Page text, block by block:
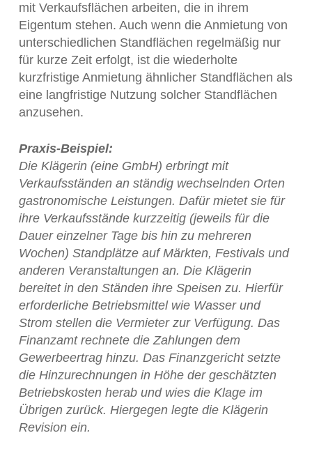
mit Verkaufsflächen arbeiten, die in ihrem
Eigentum stehen. Auch wenn die Anmietung von
unterschiedlichen Standflächen regelmäßig nur
für kurze Zeit erfolgt, ist die wiederholte
kurzfristige Anmietung ähnlicher Standflächen als
eine langfristige Nutzung solcher Standflächen
anzusehen.
Praxis-Beispiel:
Die Klägerin (eine GmbH) erbringt mit
Verkaufsständen an ständig wechselnden Orten
gastronomische Leistungen. Dafür mietet sie für
ihre Verkaufsstände kurzzeitig (jeweils für die
Dauer einzelner Tage bis hin zu mehreren
Wochen) Standplätze auf Märkten, Festivals und
anderen Veranstaltungen an. Die Klägerin
bereitet in den Ständen ihre Speisen zu. Hierfür
erforderliche Betriebsmittel wie Wasser und
Strom stellen die Vermieter zur Verfügung. Das
Finanzamt rechnete die Zahlungen dem
Gewerbeertrag hinzu. Das Finanzgericht setzte
die Hinzurechnungen in Höhe der geschätzten
Betriebskosten herab und wies die Klage im
Übrigen zurück. Hiergegen legte die Klägerin
Revision ein.